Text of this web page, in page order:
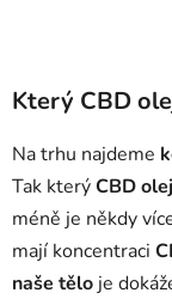
Který CBD
Na trhu najdeme
Tak kterýCBD
méně je někdy
mají koncentraci
naše těloje